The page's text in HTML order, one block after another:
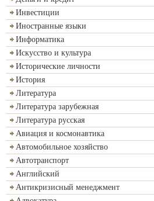
Инвестиции
Иностранные языки
Информатика
Искусство и культура
Исторические личности
История
Литература
Литература зарубежная
Литература русская
Авиация и космонавтика
Автомобильное хозяйство
Автотранспорт
Английский
Антикризисный менеджмент